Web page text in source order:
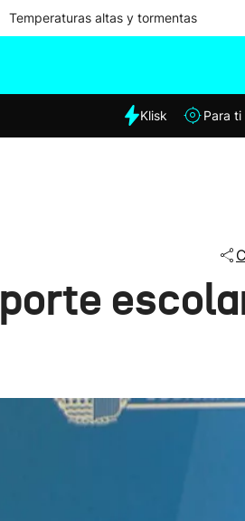
Temperaturas altas y tormentas
Klisk Para ti